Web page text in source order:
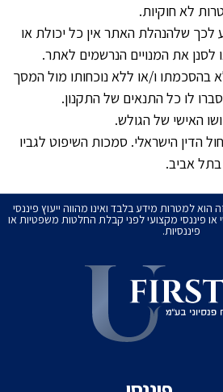
לא חוקיות.
לכך שלהנהלת האתר אין כל יכולת או
את המנויים הנרשמים לאתר.
בהסכמתו ו/או ללא נוכחותו מול המסך
לו כל התנאים של התקנון.
האישי של הגולש.
הדין הישראלי. סמכות השיפוט לגביו
אביב.
למטרות מידע בלבד ואינו מהווה ייעוץ פיננסי
או פיננסי מקצועי לפני קבלת החלטות משפטיות או
פיננסיות.